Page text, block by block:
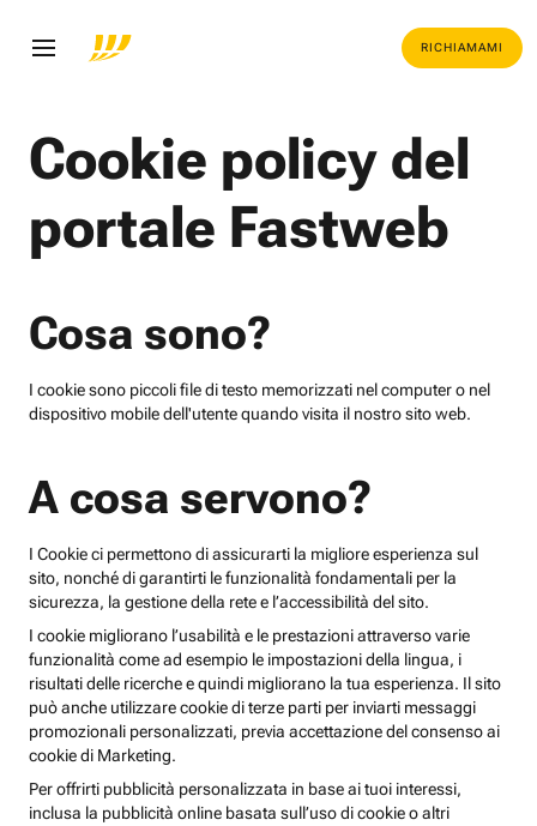
RICHIAMAMI
Cookie policy del
portale Fastweb
Cosa sono?
I cookie sono piccoli file di testo memorizzati nel computer o nel
dispositivo mobile dell'utente quando visita il nostro sito web.
A cosa servono?
I Cookie ci permettono di assicurarti la migliore esperienza sul
sito, nonché di garantirti le funzionalità fondamentali per la
sicurezza, la gestione della rete e l’accessibilità del sito.
I cookie migliorano l’usabilità e le prestazioni attraverso varie
funzionalità come ad esempio le impostazioni della lingua, i
risultati delle ricerche e quindi migliorano la tua esperienza. Il sito
può anche utilizzare cookie di terze parti per inviarti messaggi
promozionali personalizzati, previa accettazione del consenso ai
cookie di Marketing.
Per offrirti pubblicità personalizzata in base ai tuoi interessi,
inclusa la pubblicità online basata sull’uso di cookie o altri